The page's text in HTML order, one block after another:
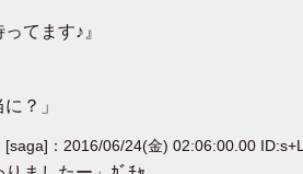
てます♪』
？」
[saga]：2016/06/24(金) 02:06:00.00